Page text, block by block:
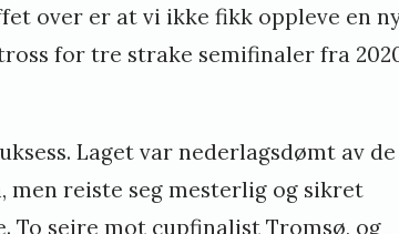
over er at vi ikke fikk oppleve en
for tre strake semifinaler fra
Laget var nederlagsdømt av
men reiste seg mesterlig og sikret
To seire mot cupfinalist Tromsø, og